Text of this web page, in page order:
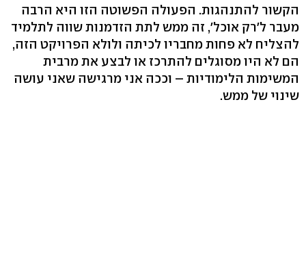
הקשור להתנהגות. הפעולה הפשוטה הזו היא הרבה
מעבר ל׳רק אוכל׳, זה ממש לתת הזדמנות שווה לתלמיד
להצליח לא פחות מחבריו לכיתה ולולא הפרויקט הזה,
הם לא היו מסוגלים להתרכז או לבצע את מרבית
המשימות הלימודיות – וככה אני מרגישה שאני עושה
שינוי של ממש.